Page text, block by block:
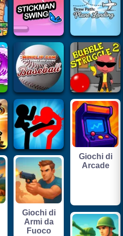
Giochi di
Arcade
Giochi di
Armi da
Fuoco